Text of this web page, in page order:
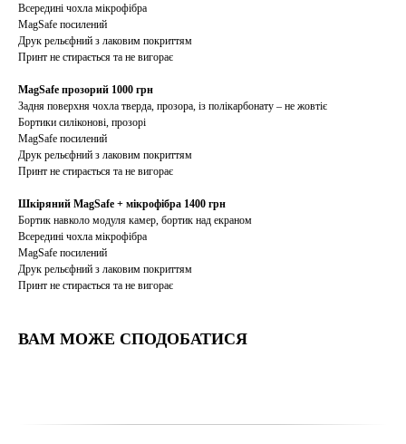
Всередині чохла мікрофібра
MagSafe посилений
Друк рельєфний з лаковим покриттям
Принт не стирається та не вигорає
MagSafe прозорий 1000 грн
Задня поверхня чохла тверда, прозора, із полікарбонату – не жовтіє
Бортики силіконові, прозорі
MagSafe посилений
Друк рельєфний з лаковим покриттям
Принт не стирається та не вигорає
Шкіряний MagSafe + мікрофібра 1400 грн
Бортик навколо модуля камер, бортик над екраном
Всередині чохла мікрофібра
MagSafe посилений
Друк рельєфний з лаковим покриттям
Принт не стирається та не вигорає
ВАМ МОЖЕ СПОДОБАТИСЯ